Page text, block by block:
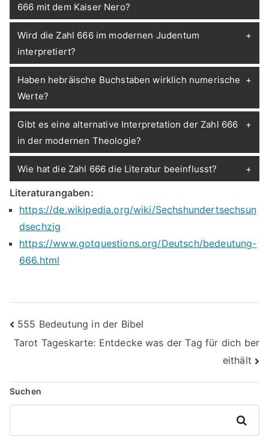
666 mit dem Kaiser Nero?
Wird die Zahl 666 im modernen Judentum
interpretiert?
Haben hebräische Buchstaben wirklich numerische
Werte?
Gibt es eine alternative Interpretation der Zahl 666
in der modernen Theologie?
Wie hat die Zahl 666 die Literatur beeinflusst?
Literaturangaben:
https://de.wikipedia.org/wiki/Sechshundertsechsun
dsechzig
https://www.gotquestions.org/Deutsch/bedeutung-
666.html
Beitragsnavigation
555 Bedeutung in der Bibel
Tarot Tageskarte: Entdecke was der Tag für dich ber
eithält
Suchen
Suchen